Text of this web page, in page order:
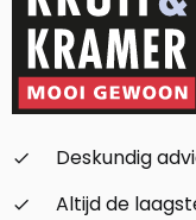
check_small
Deskundig
check_small
Altijd de